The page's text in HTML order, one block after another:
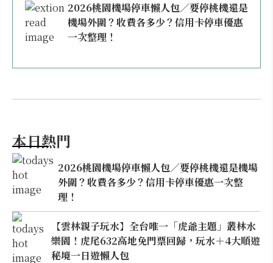
2026桃園機場停車懶人包／要停桃機還是
機場外圍？收費各多少？信用卡停車優惠
一次整理！
本日熱門
2026桃園機場停車懶人包／要停桃機還是機場
外圍？收費各多少？信用卡停車優惠一次整
理！
【雲林親子玩水】全台唯一「虎爺主題」叢林水
樂園！虎尾632高地免門票回歸，玩水＋4大順遊
秘境一日遊懶人包